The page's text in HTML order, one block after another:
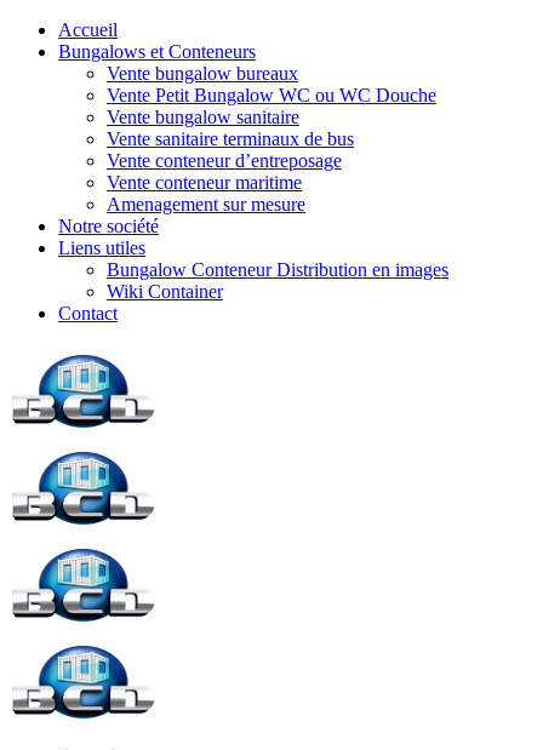
Accueil
Bungalows et Conteneurs
Vente bungalow bureaux
Vente Petit Bungalow WC ou WC Douche
Vente bungalow sanitaire
Vente sanitaire terminaux de bus
Vente conteneur d’entreposage
Vente conteneur maritime
Amenagement sur mesure
Notre société
Liens utiles
Bungalow Conteneur Distribution en images
Wiki Container
Contact